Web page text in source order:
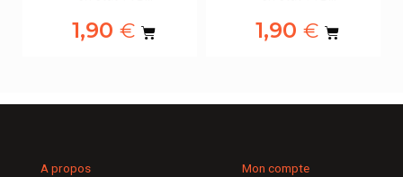
1,90€ 1,90€
A propos
Mon compte